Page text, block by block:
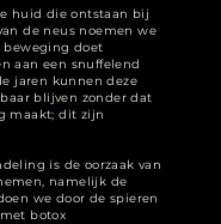
huid die ontstaan bij
de neus noemen we
beweging doet
aan een snuffelend
jaren kunnen deze
blijven zonder dat
maakt; dit zijn
is de oorzaak van
namelijk de
we door de spieren
botox